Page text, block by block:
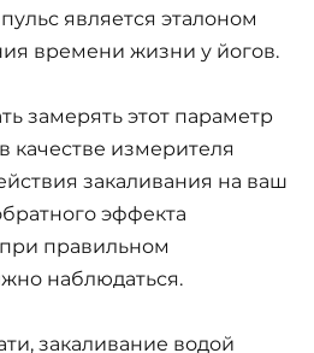
является эталоном
времени жизни у йогов.
замерять этот параметр
качестве измерителя
закаливания на ваш
эффекта
правильном
наблюдаться.
закаливание водой